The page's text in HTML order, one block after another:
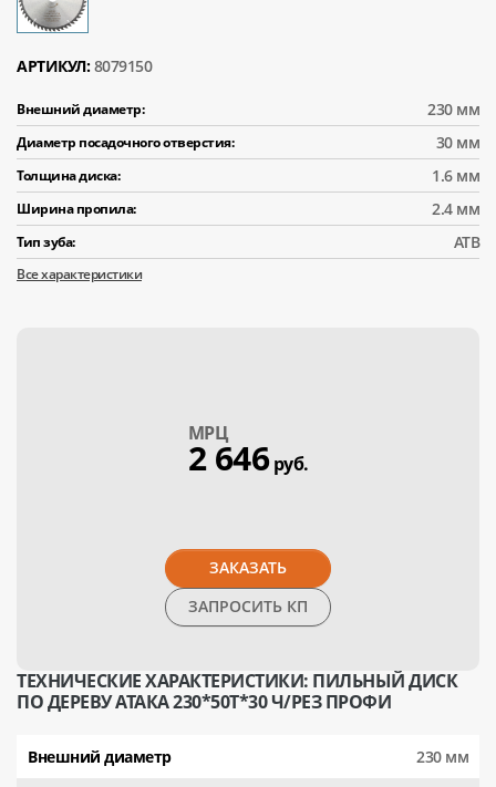
АРТИКУЛ: 8079150
Внешний диаметр: 230 мм
Диаметр посадочного отверстия: 30 мм
Толщина диска: 1.6 мм
Ширина пропила: 2.4 мм
Тип зуба: АТВ
Все характеристики
МPЦ
2 646руб.
ЗАКАЗАТЬ
ЗАПРОСИТЬ КП
ТЕХНИЧЕСКИЕ ХАРАКТЕРИСТИКИ: ПИЛЬНЫЙ ДИСК
ПО ДЕРЕВУ АТАКА 230*50T*30 Ч/РЕЗ ПРОФИ
Внешний диаметр 230 мм